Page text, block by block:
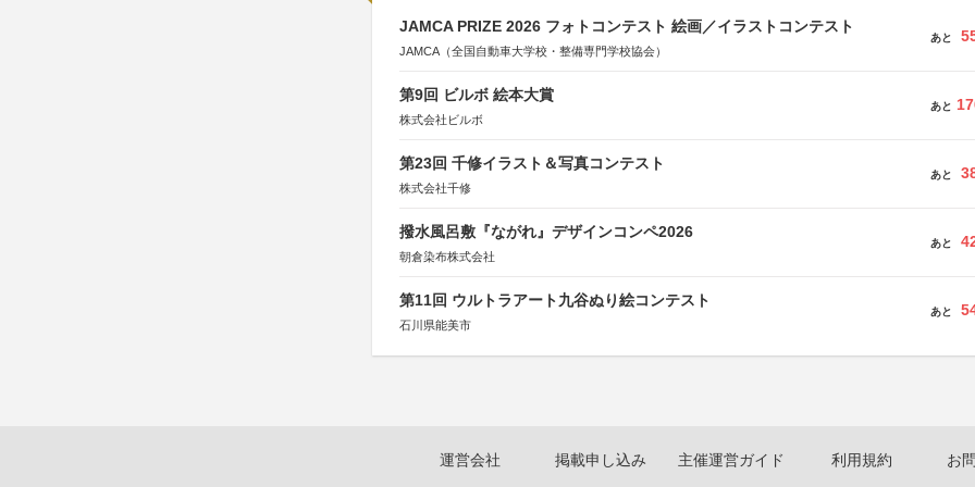
JAMCA PRIZE 2026 フォトコンテスト 絵画／イラストコンテスト
JAMCA（全国自動車大学校・整備専門学校協会）
あと
第9回 ビルボ 絵本大賞
株式会社ビルボ
あと
第23回 千修イラスト＆写真コンテスト
株式会社千修
あと
撥水風呂敷『ながれ』デザインコンペ2026
朝倉染布株式会社
あと
第11回 ウルトラアート九谷ぬり絵コンテスト
石川県能美市
あと
運営会社 掲載申し込み 主催運営ガイド 利用規約 お